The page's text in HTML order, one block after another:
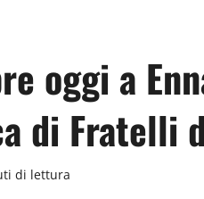
oggi a
di Fratelli
di lettura